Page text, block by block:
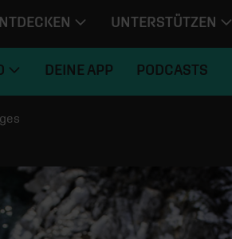
UNTERSTÜTZEN
DEINE APP PODCASTS